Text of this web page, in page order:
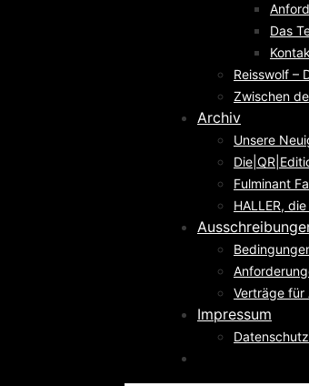
Das
Reisswolf –
Zwischen
Archiv
Unsere
Fulminant
HALLER,
Verträge für
Impressum
Datenschutz